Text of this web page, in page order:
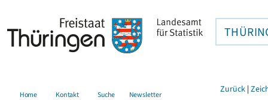
Home Kontakt Suche Newsletter Zurück |